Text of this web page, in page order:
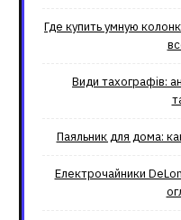
Где купить умную
Види тахографів:
Паяльник для дома:
Електрочайники